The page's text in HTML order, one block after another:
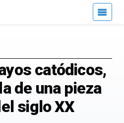
catódicos,
de una pieza
siglo XX